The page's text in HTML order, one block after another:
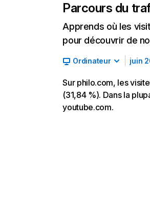
Parcours du
Apprends où les
pour découvrir de
Ordinateur juin
Sur philo.com, les
(31,84 %). Dans la
youtube.com.